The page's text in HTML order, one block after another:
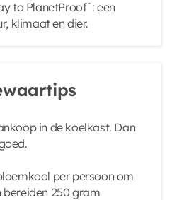
to PlanetProof´: een
klimaat en dier.
in de koelkast. Dan
per persoon om
bereiden 250 gram